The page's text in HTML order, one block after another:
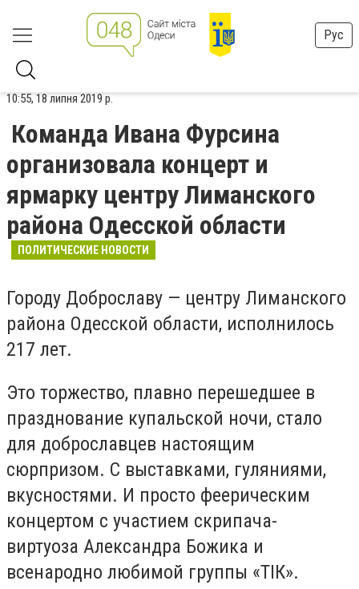
Рус
10:55, 18 липня 2019 р.
Команда Ивана Фурсина
организовала концерт и
ярмарку центру Лиманского
района Одесской области
ПОЛИТИЧЕСКИЕ НОВОСТИ
Городу Доброславу — центру Лиманского
района Одесской области, исполнилось
217 лет.
Это торжество, плавно перешедшее в
празднование купальской ночи, стало
для доброславцев настоящим
сюрпризом. С выставками, гуляниями,
вкусностями. И просто феерическим
концертом с участием скрипача-
виртуоза Александра Божика и
всенародно любимой группы «ТІК».